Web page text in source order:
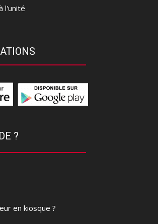
l'unité
?
en kiosque ?